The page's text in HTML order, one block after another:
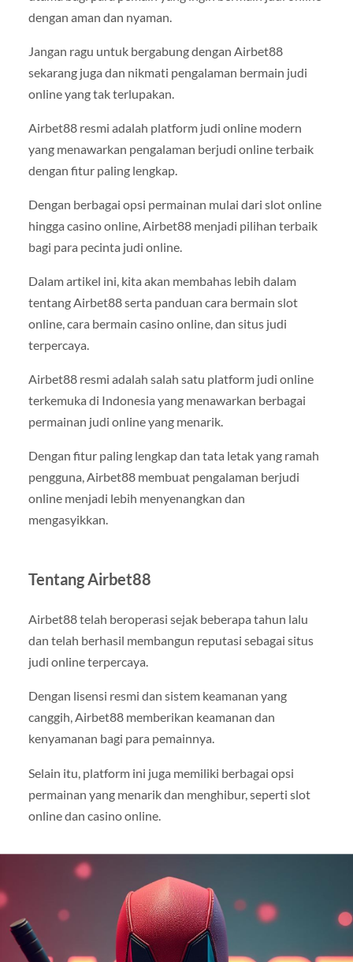
dengan aman dan nyaman.
Jangan ragu untuk bergabung dengan Airbet88
sekarang juga dan nikmati pengalaman bermain judi
online yang tak terlupakan.
Airbet88 resmi adalah platform judi online modern
yang menawarkan pengalaman berjudi online terbaik
dengan fitur paling lengkap.
Dengan berbagai opsi permainan mulai dari slot online
hingga casino online, Airbet88 menjadi pilihan terbaik
bagi para pecinta judi online.
Dalam artikel ini, kita akan membahas lebih dalam
tentang Airbet88 serta panduan cara bermain slot
online, cara bermain casino online, dan situs judi
terpercaya.
Airbet88 resmi adalah salah satu platform judi online
terkemuka di Indonesia yang menawarkan berbagai
permainan judi online yang menarik.
Dengan fitur paling lengkap dan tata letak yang ramah
pengguna, Airbet88 membuat pengalaman berjudi
online menjadi lebih menyenangkan dan
mengasyikkan.
Tentang Airbet88
Airbet88 telah beroperasi sejak beberapa tahun lalu
dan telah berhasil membangun reputasi sebagai situs
judi online terpercaya.
Dengan lisensi resmi dan sistem keamanan yang
canggih, Airbet88 memberikan keamanan dan
kenyamanan bagi para pemainnya.
Selain itu, platform ini juga memiliki berbagai opsi
permainan yang menarik dan menghibur, seperti slot
online dan casino online.